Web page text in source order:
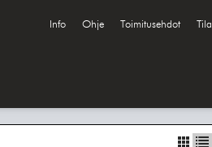
Info Ohje Toimitusehdot